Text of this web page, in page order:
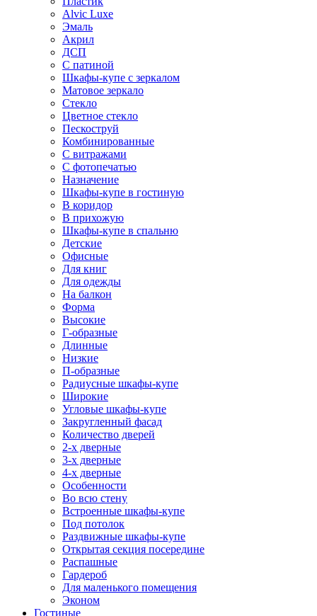
Alvic Luxe
Эмаль
Акрил
ДСП
С патиной
Шкафы-купе с зеркалом
Матовое зеркало
Стекло
Цветное стекло
Пескоструй
Комбинированные
С витражами
С фотопечатью
Назначение
Шкафы-купе в гостиную
В коридор
В прихожую
Шкафы-купе в спальню
Детские
Офисные
Для книг
Для одежды
На балкон
Форма
Высокие
Г-образные
Длинные
Низкие
П-образные
Радиусные шкафы-купе
Широкие
Угловые шкафы-купе
Закругленный фасад
Количество дверей
2-х дверные
3-х дверные
4-х дверные
Особенности
Во всю стену
Встроенные шкафы-купе
Под потолок
Раздвижные шкафы-купе
Открытая секция посередине
Распашные
Гардероб
Для маленького помещения
Эконом
Гостиные